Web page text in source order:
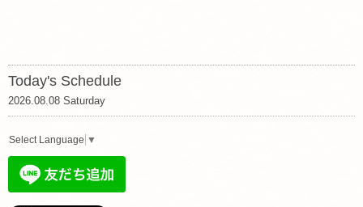
Today's Schedule
2026.08.08 Saturday
Select Language ▼